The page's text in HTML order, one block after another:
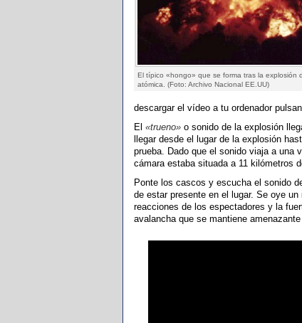
El típico «hongo» que se forma tras la explosión
atómica. (Foto: Archivo Nacional EE.UU)
descargar el vídeo a tu ordenador
El «trueno» o sonido de la explosión
llegar desde el lugar de la explosión
prueba. Dado que el sonido viaja a una
cámara estaba situada a 11 kilómetros
Ponte los cascos y escucha el sonido
de estar presente en el lugar. Se oye
reacciones de los espectadores y la
avalancha que se mantiene